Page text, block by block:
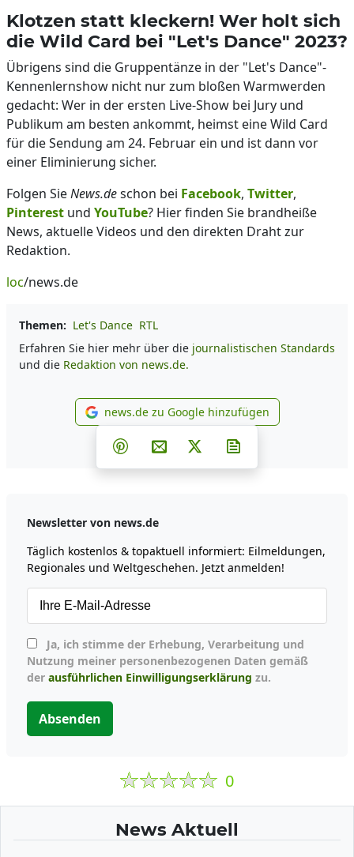
Klotzen statt kleckern! Wer holt sich
die Wild Card bei "Let's Dance" 2023?
Übrigens sind die Gruppentänze in der "Let's Dance"-
Kennenlernshow nicht nur zum bloßen Warmwerden
gedacht: Wer in der ersten Live-Show bei Jury und
Publikum am besten ankommt, heimst eine Wild Card
für die Sendung am 24. Februar ein und ist dann vor
einer Eliminierung sicher.
Folgen SieNews.deschon bei Facebook, Twitter,
Pinterest und YouTube? Hier finden Sie brandheiße
News, aktuelle Videos und den direkten Draht zur
Redaktion.
loc/news.de
Themen: Let's Dance RTL
Erfahren Sie hier mehr über die journalistischen Standards
und die Redaktion von news.de.
news.de zu Google
news.de zu Google hinzufügen
Teilen auf Facebook
Teilen auf Whatsapp
Teilen auf Telegram
Teilen auf Pinterest
Per E-Mail teilen
Post auf X
Newsletter von news.de
Täglich kostenlos & topaktuell informiert: Eilmeldungen,
Regionales und Weltgeschehen. Jetzt anmelden!
Nutzung meiner personenbezogenen Daten gemäß
der ausführlichen Einwilligungserklärung zu.
Absenden
0
News Aktuell